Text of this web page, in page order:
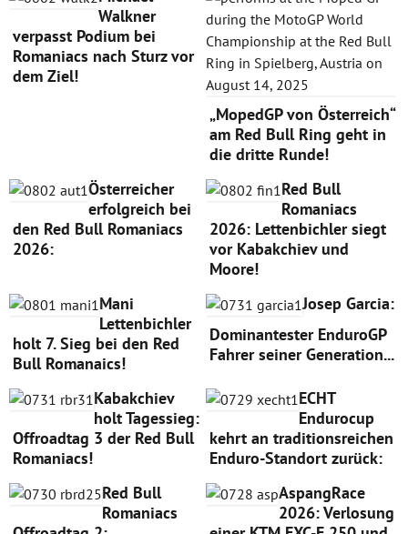
Walkner
verpasst Podium bei
Romaniacs nach Sturz vor
dem Ziel!
„MopedGP von Österreich“
am Red Bull Ring geht in
die dritte Runde!
Österreicher
erfolgreich bei
den Red Bull Romaniacs
2026:
Red Bull
Romaniacs
2026: Lettenbichler siegt
vor Kabakchiev und
Moore!
Mani
Lettenbichler
holt 7. Sieg bei den Red
Bull Romanaics!
Josep Garcia:
Dominantester EnduroGP
Fahrer seiner Generation...
Kabakchiev
holt Tagessieg:
Offroadtag 3 der Red Bull
Romaniacs!
ECHT
Endurocup
kehrt an traditionsreichen
Enduro-Standort zurück:
Red Bull
Romaniacs
AspangRace
2026: Verlosung